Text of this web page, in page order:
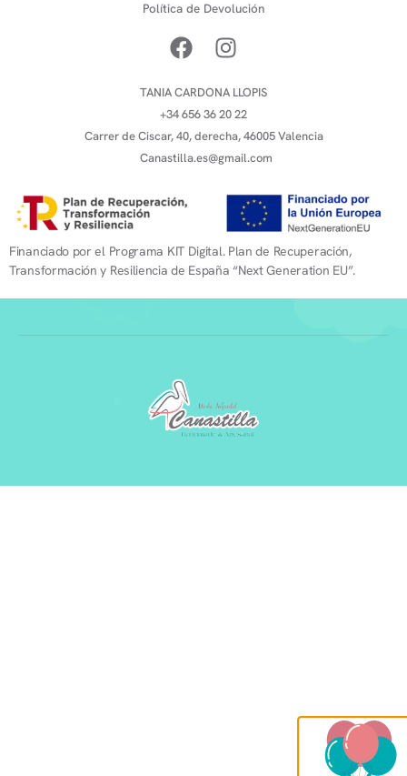
Política de Devolución
TANIA CARDONA LLOPIS
+34 656 36 20 22
Carrer de Ciscar, 40, derecha, 46005 Valencia
Canastilla.es@gmail.com
Financiado por el Programa KIT Digital. Plan de Recuperación,
Transformación y Resiliencia de España “Next Generation EU”.